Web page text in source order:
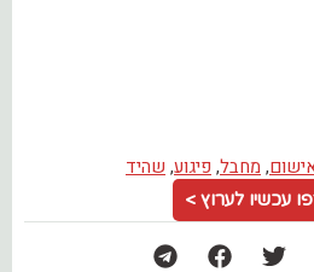
, מחבל, פיגוע, שהיד
עכשיו לערוץ >